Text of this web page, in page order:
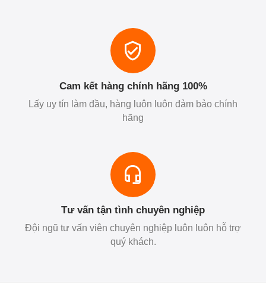
Cam kết hàng chính hãng 100%
Lấy uy tín làm đầu, hàng luôn luôn đảm bảo chính
hãng
Tư vấn tận tình chuyên nghiệp
Đội ngũ tư vấn viên chuyên nghiệp luôn luôn hỗ trợ
quý khách.